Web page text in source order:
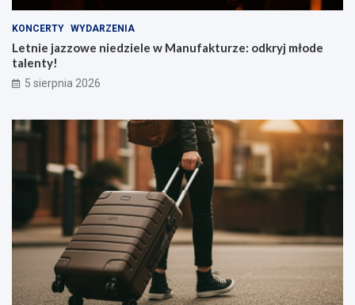
KONCERTY WYDARZENIA
Letnie jazzowe niedziele w Manufakturze: odkryj młode
talenty!
5 sierpnia 2026